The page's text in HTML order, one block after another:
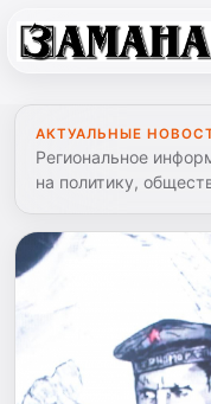
АКТУАЛЬНЫЕ
Региональное
на политику,